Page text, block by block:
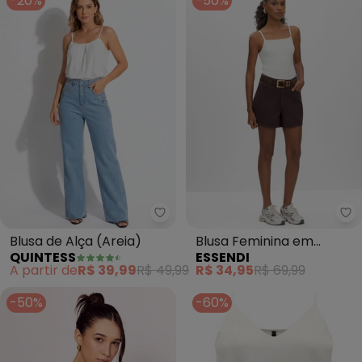
Quintess - Blusa de Alça (Areia)
Blusa de Alça (Areia)
QUINTESS
A partir deR$ 39,99R$ 49,99
Blusa Feminina em
Ribana (Branco)
ESSENDI
R$ 34,95R$ 69,99
-50%
-60%